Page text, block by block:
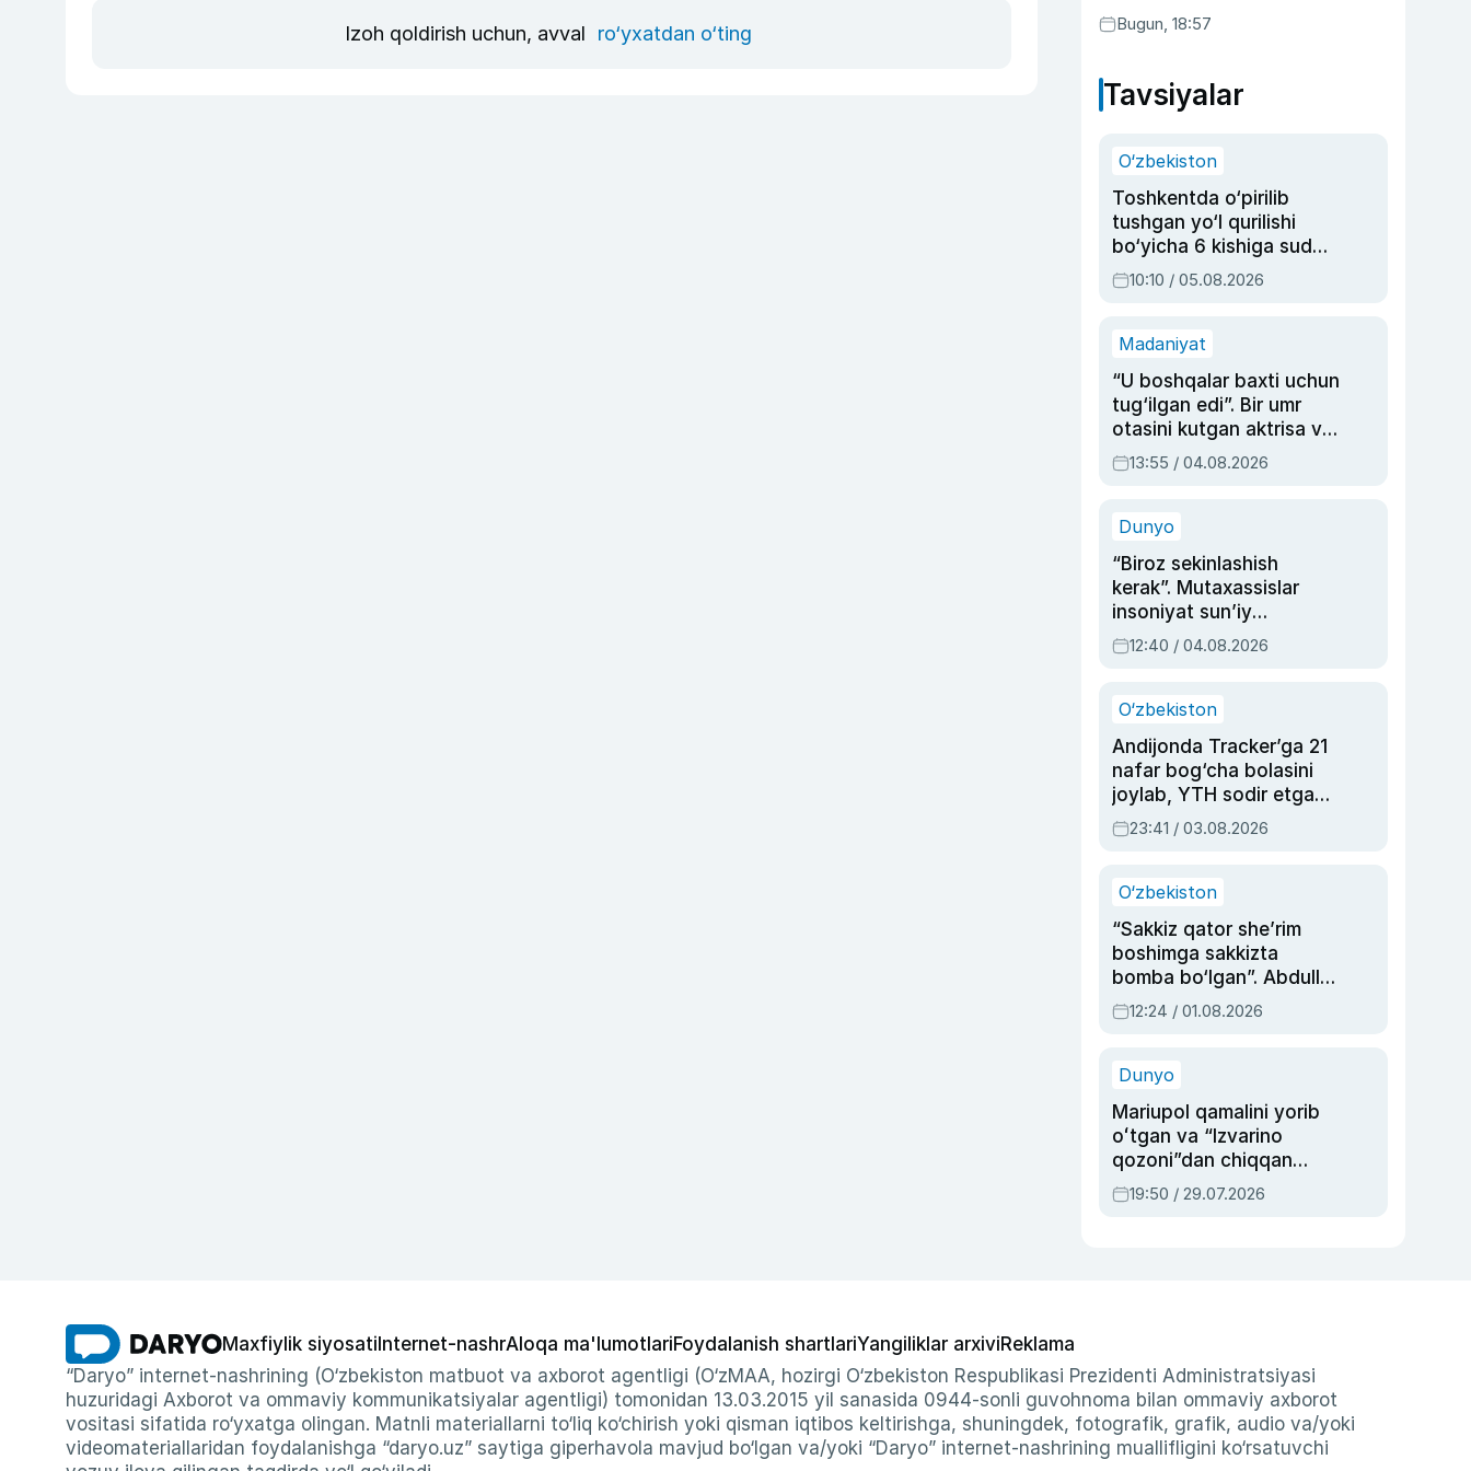
Izoh qoldirish uchun, avval ro‘yxatdan o‘ting Bugun, 18:57
Tavsiyalar
O‘zbekiston
Toshkentda o‘pirilib
tushgan yo‘l qurilishi
bo‘yicha 6 kishiga sud
hukmi o‘qildi
10:10 / 05.08.2026
Madaniyat
“U boshqalar baxti uchun
tug‘ilgan edi”. Bir umr
otasini kutgan aktrisa va
dublyaj ustasi Rimma
Ahmedovaning
13:55 / 04.08.2026
Dunyo
“Biroz sekinlashish
kerak”. Mutaxassislar
insoniyat sun’iy
intellektni boshqara
olmay qolishidan xavotir
12:40 / 04.08.2026
O‘zbekiston
Andijonda Tracker’ga 21
nafar bog‘cha bolasini
joylab, YTH sodir etgan
ayolga sud hukmi o‘qildi
23:41 / 03.08.2026
O‘zbekiston
“Sakkiz qator she’rim
boshimga sakkizta
bomba bo‘lgan”. Abdulla
Oripovni siyosiy
ayblovlardan asrab
12:24 / 01.08.2026
Dunyo
Mariupol qamalini yorib
oʻtgan va “Izvarino
qozoni”dan chiqqan
qahramon — Ukraina
armiyasi bosh
19:50 / 29.07.2026
Maxfiylik siyosati Internet-nashrAloqa ma'lumotlariFoydalanish shartlariYangiliklar arxiviReklama
“Daryo” internet-nashrining (O‘zbekiston matbuot va axborot agentligi (O‘zMAA, hozirgi O‘zbekiston Respublikasi Prezidenti Administratsiyasi
huzuridagi Axborot va ommaviy kommunikatsiyalar agentligi) tomonidan 13.03.2015 yil sanasida 0944-sonli guvohnoma bilan ommaviy axborot
vositasi sifatida ro‘yxatga olingan. Matnli materiallarni to‘liq ko‘chirish yoki qisman iqtibos keltirishga, shuningdek, fotografik, grafik, audio va/yoki
videomateriallaridan foydalanishga “daryo.uz” saytiga giperhavola mavjud bo‘lgan va/yoki “Daryo” internet-nashrining muallifligini ko‘rsatuvchi